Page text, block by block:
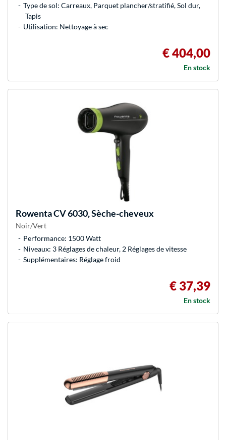
Type de sol: Carreaux, Parquet plancher/stratifié, Sol dur,
Tapis
Utilisation: Nettoyage à sec
€ 404,00
En stock
RowentaCV 6030, Sèche-cheveux
Noir/Vert
Performance: 1500 Watt
Niveaux: 3 Réglages de chaleur, 2 Réglages de vitesse
Supplémentaires: Réglage froid
€ 37,39
En stock